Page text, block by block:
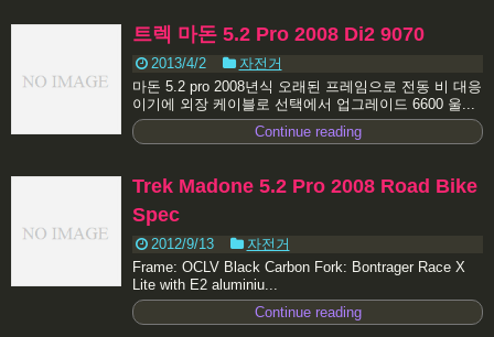
트렉 마돈 5.2 Pro 2008 Di2 9070
2013/4/2
자전거
마돈 5.2 pro 2008년식 오래된 프레임으로 전동 비 대응
이기에 외장 케이블로 선택에서 업그레이드 6600 울...
Continue reading
Trek Madone 5.2 Pro 2008 Road Bike‏
Spec
2012/9/13
자전거
Frame: OCLV Black Carbon Fork: Bontrager Race X
Lite with E2 aluminiu...
Continue reading